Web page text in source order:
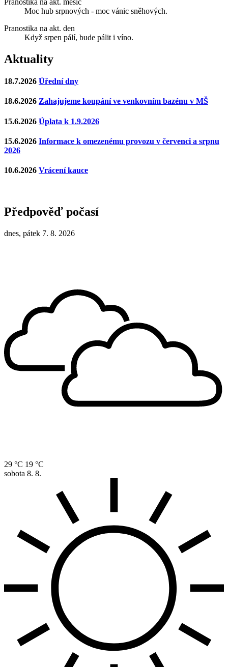
Pranostika na akt. měsíc
Moc hub srpnových - moc vánic sněhových.
Pranostika na akt. den
Když srpen pálí, bude pálit i víno.
Aktuality
18.7.2026 Úřední dny
18.6.2026 Zahajujeme koupání ve venkovním bazénu v MŠ
15.6.2026 Úplata k 1.9.2026
15.6.2026 Informace k omezenému provozu v červenci a srpnu
2026
10.6.2026 Vrácení kauce
Předpověď počasí
dnes, pátek 7. 8. 2026
29 °C 19 °C
sobota 8. 8.